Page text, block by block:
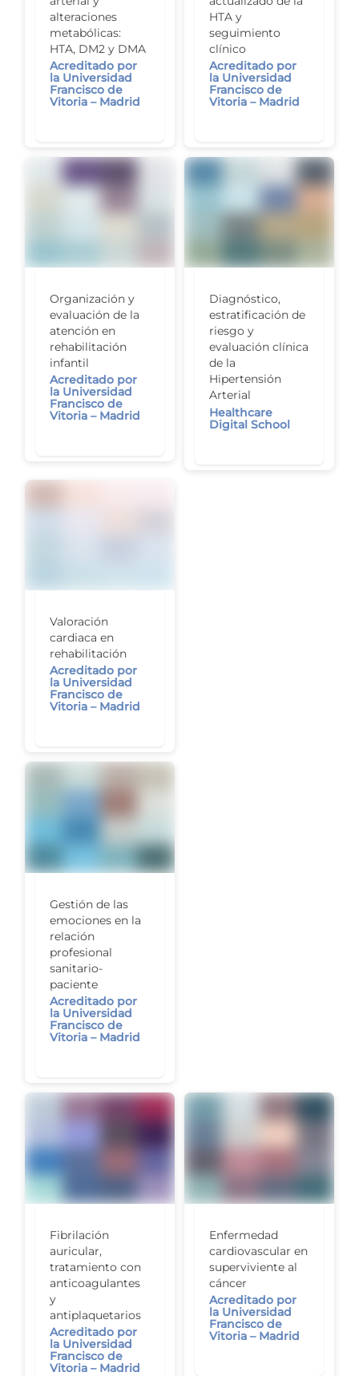
alteraciones
metabólicas:
HTA, DM2 y DMA
Acreditado por
la Universidad
Francisco de
Vitoria – Madrid
HTA y
seguimiento
clínico
Acreditado por
la Universidad
Francisco de
Vitoria – Madrid
Organización y
evaluación de la
atención en
rehabilitación
infantil
Acreditado por
la Universidad
Francisco de
Vitoria – Madrid
Diagnóstico,
estratificación de
riesgo y
evaluación clínica
de la
Hipertensión
Arterial
Healthcare
Digital School
Valoración
cardiaca en
rehabilitación
Acreditado por
la Universidad
Francisco de
Vitoria – Madrid
Gestión de las
emociones en la
relación
profesional
sanitario-
paciente
Acreditado por
la Universidad
Francisco de
Vitoria – Madrid
Fibrilación
auricular,
tratamiento con
anticoagulantes
y
antiplaquetarios
Acreditado por
la Universidad
Francisco de
Vitoria – Madrid
Enfermedad
cardiovascular en
superviviente al
cáncer
Acreditado por
la Universidad
Francisco de
Vitoria – Madrid